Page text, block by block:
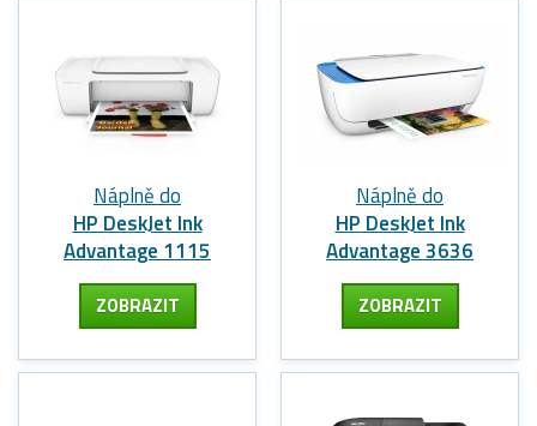
Náplně do
HP DeskJet Ink
Advantage 1115
ZOBRAZIT
Náplně do
HP DeskJet Ink
Advantage 3636
ZOBRAZIT